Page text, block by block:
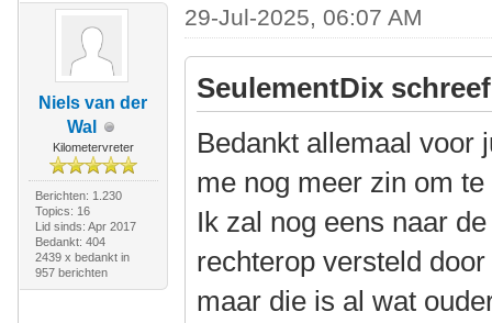
Niels van der
Wal
Kilometervreter
Berichten: 1.230
Topics: 16
Lid sinds: Apr 2017
Bedankt: 404
2439 x bedankt in
957 berichten
29-Jul-2025, 06:07 AM
SeulementDix
Bedankt allemaal voor
me nog meer zin om
Ik zal nog eens naar
rechterop versteld
maar die is al wat